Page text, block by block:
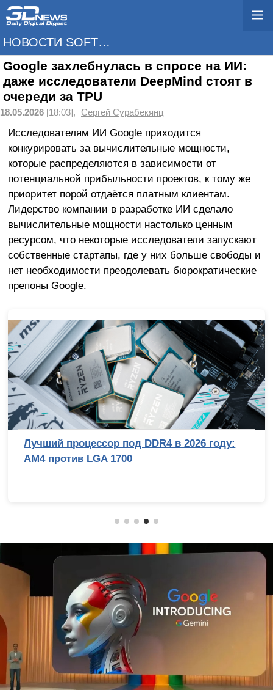
НОВОСТИ SOFTWARE
Google захлебнулась в спросе на ИИ:
даже исследователи DeepMind стоят в
очереди за TPU
18.05.2026 [18:03], Сергей Сурабекянц
Исследователям ИИ Google приходится
конкурировать за вычислительные мощности,
которые распределяются в зависимости от
потенциальной прибыльности проектов, к тому же
приоритет порой отдаётся платным клиентам.
Лидерство компании в разработке ИИ сделало
вычислительные мощности настолько ценным
ресурсом, что некоторые исследователи запускают
собственные стартапы, где у них больше свободы и
нет необходимости преодолевать бюрократические
препоны Google.
Лучший процессор под DDR4 в 2026 году:
AM4 против LGA 1700